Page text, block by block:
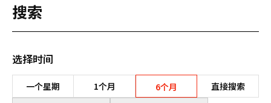
搜索
选择时间
一个星期 1个月 6个月 直接搜索